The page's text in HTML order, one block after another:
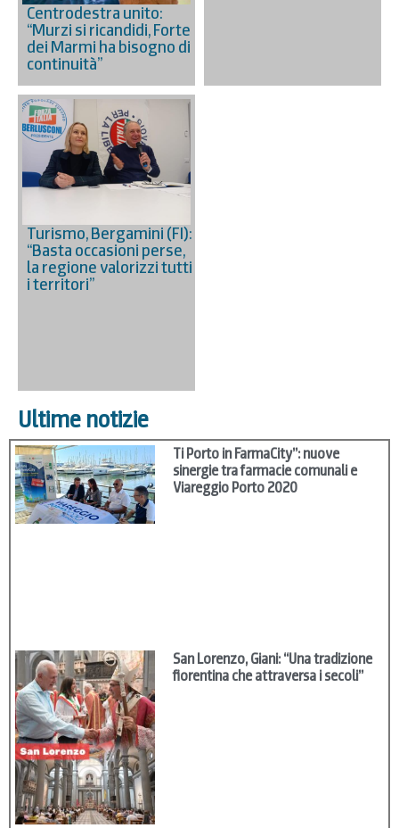
Centrodestra unito:
“Murzi si ricandidi, Forte
dei Marmi ha bisogno di
continuità”
Turismo, Bergamini (FI):
“Basta occasioni perse,
la regione valorizzi tutti
i territori”
Ultime notizie
Ti Porto in FarmaCity”: nuove
sinergie tra farmacie comunali e
Viareggio Porto 2020
San Lorenzo, Giani: “Una tradizione
fiorentina che attraversa i secoli”